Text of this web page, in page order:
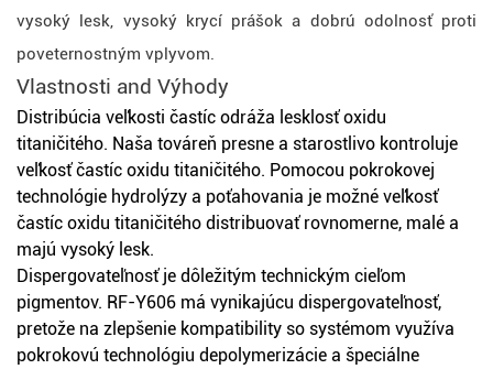
vysoký lesk, vysoký krycí prášok a dobrú odolnosť proti
poveternostným vplyvom.
Vlastnosti and Výhody
Distribúcia veľkosti častíc odráža lesklosť oxidu
titaničitého. Naša továreň presne a starostlivo kontroluje
veľkosť častíc oxidu titaničitého. Pomocou pokrokovej
technológie hydrolýzy a poťahovania je možné veľkosť
častíc oxidu titaničitého distribuovať rovnomerne, malé a
majú vysoký lesk.
Dispergovateľnosť je dôležitým technickým cieľom
pigmentov. RF-Y606 má vynikajúcu dispergovateľnosť,
pretože na zlepšenie kompatibility so systémom využíva
pokrokovú technológiu depolymerizácie a špeciálne